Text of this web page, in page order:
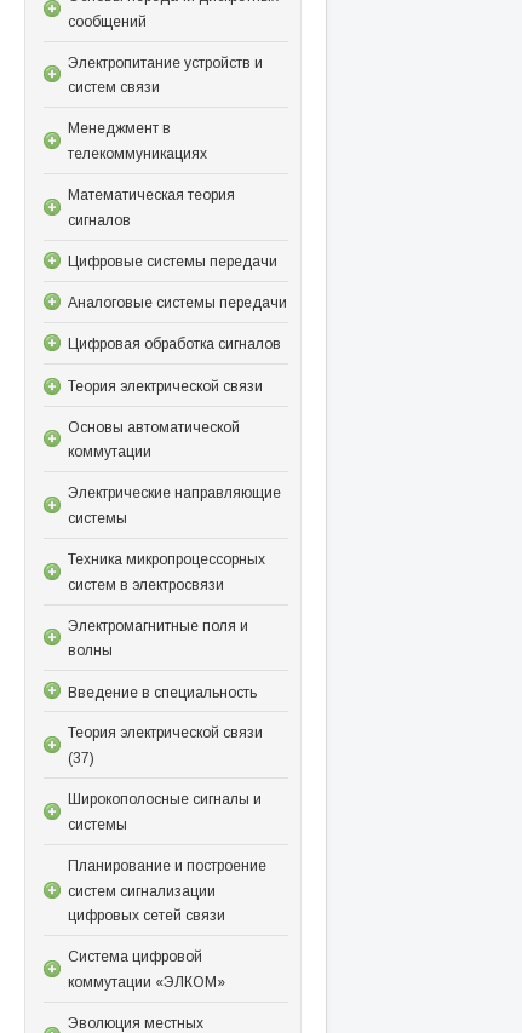
сообщений
Электропитание устройств и
систем связи
Менеджмент в
телекоммуникациях
Математическая теория
сигналов
Цифровые системы передачи
Аналоговые системы передачи
Цифровая обработка сигналов
Теория электрической связи
Основы автоматической
коммутации
Электрические направляющие
системы
Техника микропроцессорных
систем в электросвязи
Электромагнитные поля и
волны
Введение в специальность
Теория электрической связи
(37)
Широкополосные сигналы и
системы
Планирование и построение
систем сигнализации
цифровых сетей связи
Система цифровой
коммутации «ЭЛКОМ»
Эволюция местных